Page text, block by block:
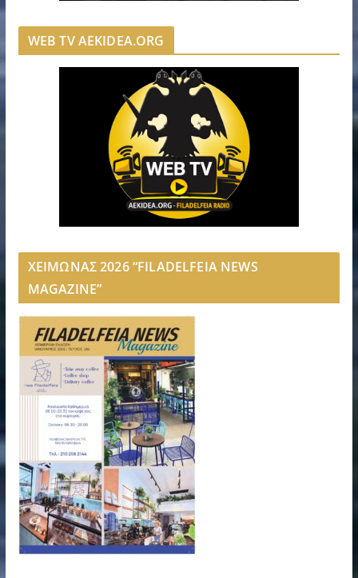
WEB TV AEKIDEA.ORG
ΧΕΙΜΩΝΑΣ 2026 “FILADELFEIA NEWS
MAGAZINE”